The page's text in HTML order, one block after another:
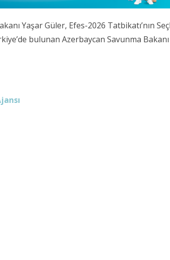
Yaşar Güler, Efes-2026 Tatbikatı’nın
bulunan Azerbaycan Savunma